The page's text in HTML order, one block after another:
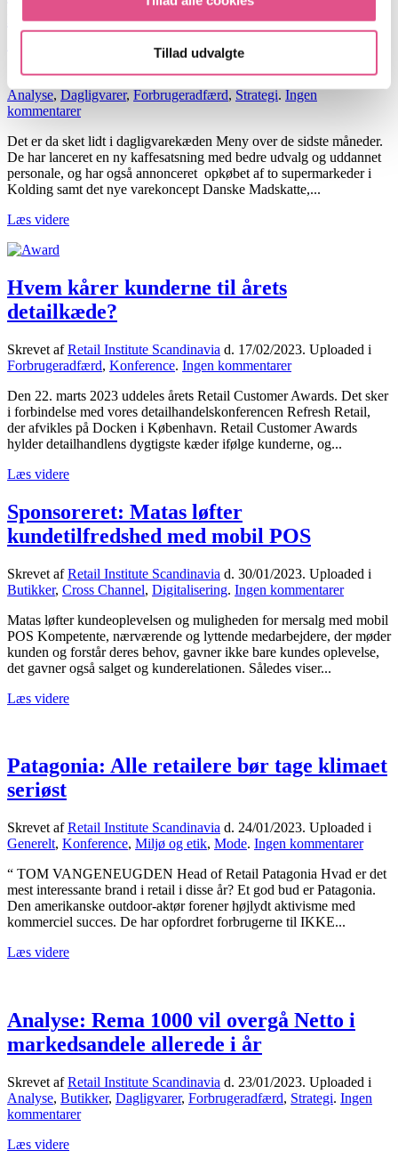
Tillad udvalgte
mulighed i markedet. Tør de udnytte
den?
Skrevet afRetail Institute Scandinaviad.02/03/2023. Uploaded i
Analyse, Dagligvarer, Forbrugeradfærd, Strategi. Ingen
kommentarertil
Meny
har
en
kæmpe
udnytte
den?
Det er da sket lidt i dagligvarekæden Meny over de sidste måneder.
De har lanceret en ny kaffesatsning med bedre udvalg og uddannet
personale, og har også annonceret opkøbet af to supermarkeder i
Kolding samt det nye varekoncept Danske Madskatte,...
Læs videre
Hvem kårer kunderne til årets
detailkæde?
Skrevet afRetail Institute Scandinavia d. 17/02/2023. Uploaded i
Forbrugeradfærd, Konference. Ingen kommentarertil
kårer
kunderne
til
årets
Den 22. marts 2023 uddeles årets Retail Customer Awards. Det sker
i forbindelse med vores detailhandelskonferencen Refresh Retail,
der afvikles på Docken i København. Retail Customer Awards
hylder detailhandlens dygtigste kæder ifølge kunderne, og...
Læs videre
Sponsoreret: Matas løfter
kundetilfredshed med mobil POS
Skrevet afRetail Institute Scandinavia d. 30/01/2023. Uploaded i
Butikker, Cross Channel, Digitalisering. Ingen kommentarertil
Matas
løfter
Matas løfter kundeoplevelsen og muligheden for mersalg med mobil
POS Kompetente, nærværende og lyttende medarbejdere, der møder
kunden og forstår deres behov, gavner ikke bare kundes oplevelse,
det gavner også salget og kunderelationen. Således viser...
Læs videre
Patagonia: Alle retailere bør tage klimaet
seriøst
Skrevet afRetail Institute Scandinavia d. 24/01/2023. Uploaded i
Generelt, Konference, Miljø og etik, Mode. Ingen kommentarertil
Alle
“ TOM VANGENEUGDEN Head of Retail Patagonia Hvad er det
mest interessante brand i retail i disse år? Et god bud er Patagonia.
Den amerikanske outdoor-aktør forener højlydt aktivisme med
kommerciel succes. De har opfordret forbrugerne til IKKE...
Læs videre
Analyse: Rema 1000 vil overgå Netto i
markedsandele allerede i år
Skrevet afRetail Institute Scandinavia d. 23/01/2023. Uploaded i
Analyse, Butikker, Dagligvarer, Forbrugeradfærd, Strategi. Ingen
kommentarertil
Læs videre